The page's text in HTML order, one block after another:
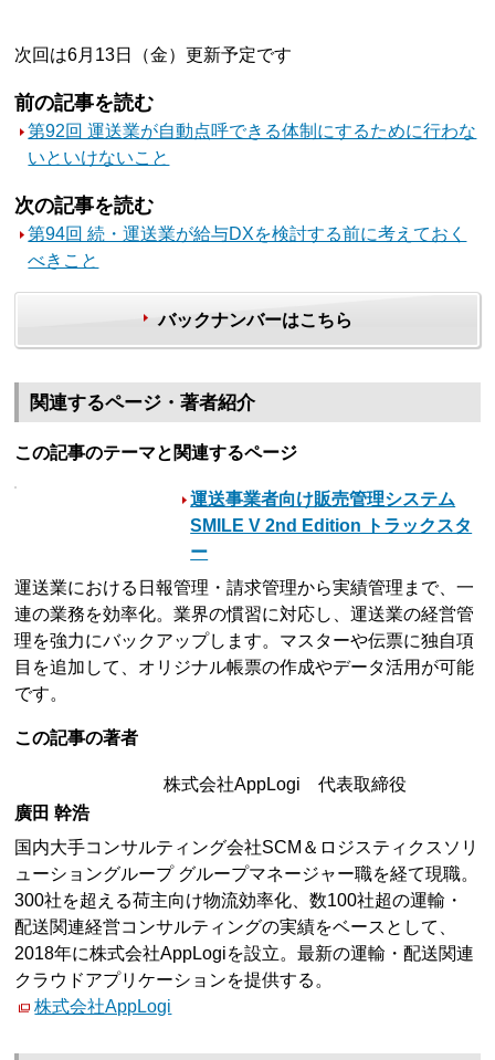
次回は6月13日（金）更新予定です
前の記事を読む
第92回 運送業が自動点呼できる体制にするために行わな
いといけないこと
次の記事を読む
第94回 続・運送業が給与DXを検討する前に考えておく
べきこと
バックナンバーはこちら
関連するページ・著者紹介
この記事のテーマと関連するページ
運送事業者向け販売管理システム
SMILE V 2nd Edition トラックスタ
ー
運送業における日報管理・請求管理から実績管理まで、一
連の業務を効率化。業界の慣習に対応し、運送業の経営管
理を強力にバックアップします。マスターや伝票に独自項
目を追加して、オリジナル帳票の作成やデータ活用が可能
です。
この記事の著者
株式会社AppLogi 代表取締役
廣田 幹浩
国内大手コンサルティング会社SCM＆ロジスティクスソリ
ューショングループ グループマネージャー職を経て現職。
300社を超える荷主向け物流効率化、数100社超の運輸・
配送関連経営コンサルティングの実績をベースとして、
2018年に株式会社AppLogiを設立。最新の運輸・配送関連
クラウドアプリケーションを提供する。
株式会社AppLogi